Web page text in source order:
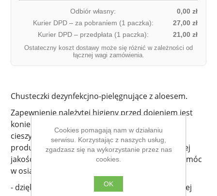
Odbiór własny:
0,00 zł
Kurier DPD – za pobraniem (1 paczka):
27,00 zł
Kurier DPD – przedpłata (1 paczka):
21,00 zł
Ostateczny koszt dostawy może się różnić w zależności od
łącznej wagi zamówienia.
Chusteczki dezynfekcjno-pielęgnujące z aloesem.
Zapewnienie należytej higieny przed dojeniem jest
konieczne, jeśli chcemy aby zwierzę jak najdłużej
cieszyło się zdrowiem oraz zachowało najwyższą
produktywność, a uzyskane mleko było najlepszej
jakości. Ściereczki DermaWIPES mają zadanie pomóc
w osiągnięciu tego celu:
- dzięki prostocie obsługi mycie przebiega szybciej
Cookies pomagają nam w działaniu
serwisu. Korzystając z naszych usług,
zgadzasz się na wykorzystanie przez nas
cookies.
OK